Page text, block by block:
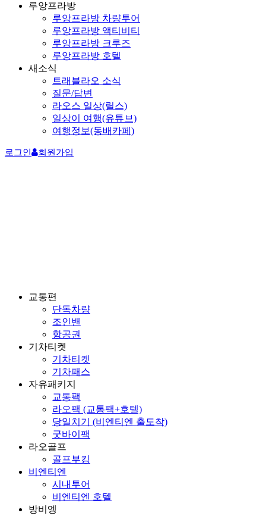
루앙프라방
루앙프라방 차량투어
루앙프라방 액티비티
루앙프라방 크루즈
루앙프라방 호텔
새소식
트래블라오 소식
질문/답변
라오스 일상(릴스)
일상이 여행(유튜브)
여행정보(동배카페)
로그인 회원가입
교통편
단독차량
조인밴
항공권
기차티켓
기차티켓
기차패스
자유패키지
교통팩
라오팩 (교통팩+호텔)
당일치기 (비엔티엔 출도착)
굿바이팩
라오골프
골프부킹
비엔티엔
시내투어
비엔티엔 호텔
방비엥